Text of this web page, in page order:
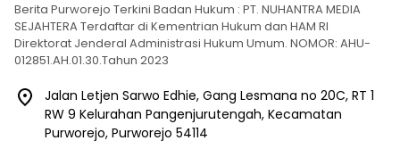
Berita Purworejo Terkini Badan Hukum : PT. NUHANTRA MEDIA
SEJAHTERA Terdaftar di Kementrian Hukum dan HAM RI
Direktorat Jenderal Administrasi Hukum Umum. NOMOR: AHU-
012851.AH.01.30.Tahun 2023
Jalan Letjen Sarwo Edhie, Gang Lesmana no 20C, RT 1
RW 9 Kelurahan Pangenjurutengah, Kecamatan
Purworejo, Purworejo 54114